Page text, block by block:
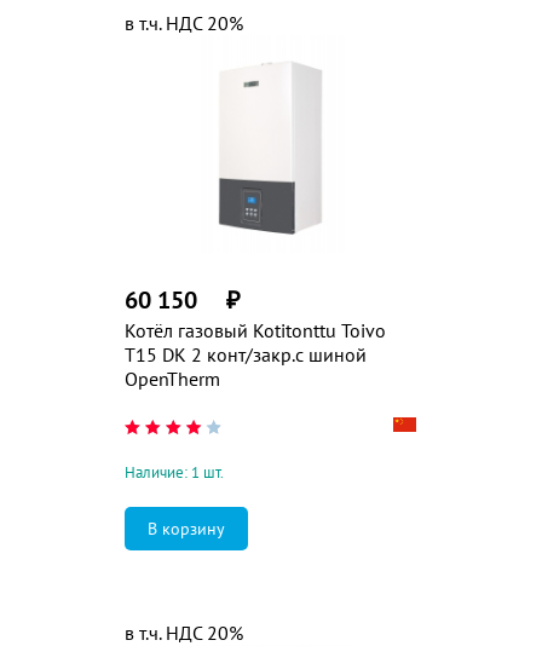
Котёл газовый Kotitonttu Toivo
T15 DK 2 конт/закр.с шиной
OpenTherm
60 150 ₽
в т.ч. НДС 20%
Наличие: 1 шт.
в т.ч. НДС 20%